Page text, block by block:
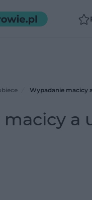
Wypadanie macicy
a